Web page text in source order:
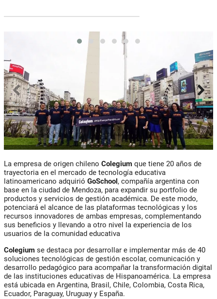
La empresa de origen chileno Colegium que tiene 20 años de
trayectoria en el mercado de tecnología educativa
latinoamericano adquirió GoSchool, compañía argentina con
base en la ciudad de Mendoza, para expandir su portfolio de
productos y servicios de gestión académica. De este modo,
potenciará el alcance de las plataformas tecnológicas y los
recursos innovadores de ambas empresas, complementando
sus beneficios y llevando a otro nivel la experiencia de los
usuarios de la comunidad educativa
Colegium se destaca por desarrollar e implementar más de 40
soluciones tecnológicas de gestión escolar, comunicación y
desarrollo pedagógico para acompañar la transformación digital
de las instituciones educativas de Hispanoamérica. La empresa
está ubicada en Argentina, Brasil, Chile, Colombia, Costa Rica,
Ecuador, Paraguay, Uruguay y España.